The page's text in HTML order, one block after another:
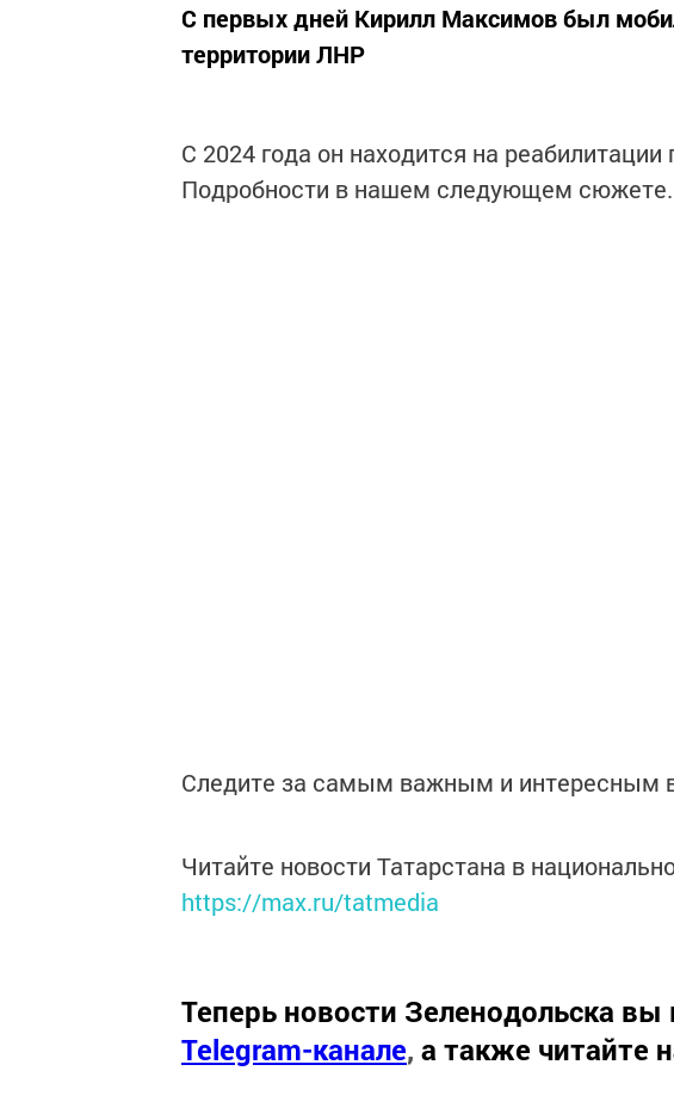
С первых дней Кирилл Максимов был
территории ЛНР
С 2024 года он находится на реабилитации
Подробности в нашем следующем сюжете.
Следите за самым важным и интересным
Читайте новости Татарстана в
https://max.ru/tatmedia
Теперь новости Зеленодольска
Telegram-канале, а также читайте